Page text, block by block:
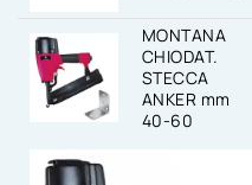
MONTANA
CHIODAT.
STECCA
ANKER mm
40-60